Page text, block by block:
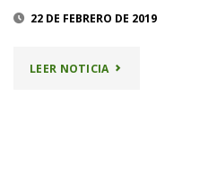
22 DE FEBRERO DE 2019
LEER NOTICIA"SALIDAS